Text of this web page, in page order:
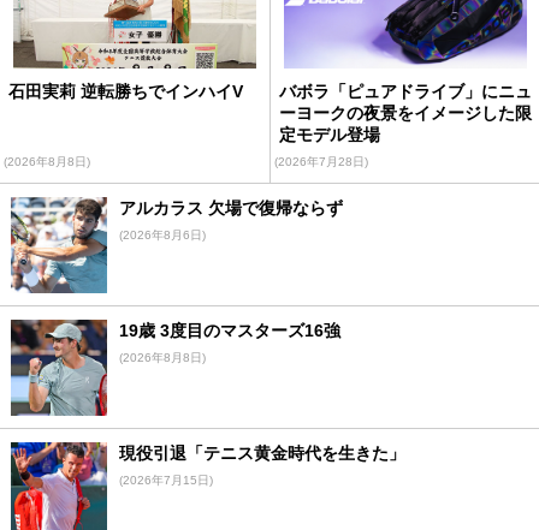
石田実莉 逆転勝ちでインハイV
(2026年8月8日)
バボラ「ピュアドライブ」にニュ
ーヨークの夜景をイメージした限
定モデル登場
(2026年7月28日)
アルカラス 欠場で復帰ならず
(2026年8月6日)
19歳 3度目のマスターズ16強
(2026年8月8日)
現役引退「テニス黄金時代を生きた」
(2026年7月15日)